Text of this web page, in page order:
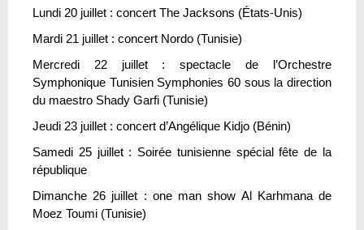
Lundi 20 juillet : concert The Jacksons (États-Unis)
Mardi 21 juillet : concert Nordo (Tunisie)
Mercredi 22 juillet : spectacle de l’Orchestre
Symphonique Tunisien Symphonies 60 sous la direction
du maestro Shady Garfi (Tunisie)
Jeudi 23 juillet : concert d’Angélique Kidjo (Bénin)
Samedi 25 juillet : Soirée tunisienne spécial fête de la
république
Dimanche 26 juillet : one man show Al Karhmana de
Moez Toumi (Tunisie)